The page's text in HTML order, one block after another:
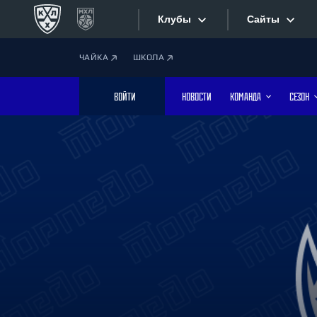
Клубы
Дивизион Боброва
Лада
Сайты
Текстовые
Фотобанк
ЧАЙКА ШКОЛА
ВОЙТИ НОВОСТИ КОМАНДА СЕЗОН